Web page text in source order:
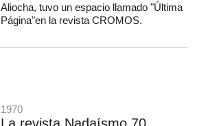
Aliocha, tuvo un espacio llamado "Última
Página"en la revista CROMOS.
1970